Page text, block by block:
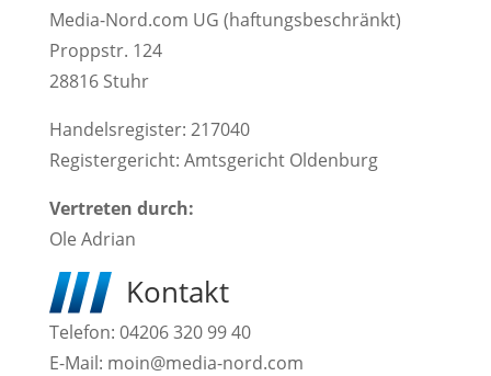
Media-Nord.com UG (haftungsbeschränkt)
Proppstr. 124
28816 Stuhr
Handelsregister: 217040
Registergericht: Amtsgericht Oldenburg
Vertreten durch:
Ole Adrian
Kontakt
Telefon: 04206 320 99 40
E-Mail: moin@media-nord.com